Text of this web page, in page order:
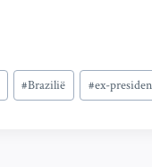
#Brazilië #ex-